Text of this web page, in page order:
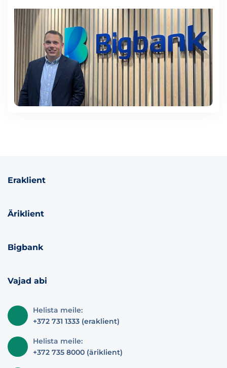
Eraklient
Äriklient
Bigbank
Vajad abi
Helista meile:
+372 731 1333 (eraklient)
Helista meile:
+372 735 8000 (äriklient)